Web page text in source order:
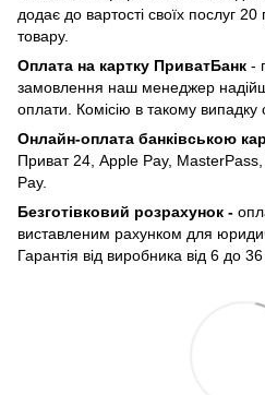
додає до вартості своїх послуг 20
товару.
Оплата на картку ПриватБанк -
замовлення наш менеджер
оплати. Комісію в такому випадку
Онлайн-оплата банківською
Приват 24, Apple Pay,
Pay.
Безготівковий розрахунок -
виставленим рахунком для
Гарантія від виробника від 6 до 36